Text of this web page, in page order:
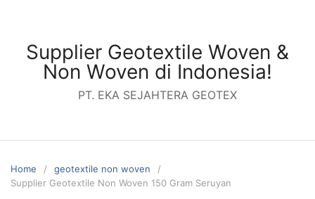
contentSupplier Geotextile Woven &
Non Woven di Indonesia!
PT. EKA SEJAHTERA GEOTEX
Home
geotextile non woven
Supplier Geotextile Non Woven 150 Gram Seruyan